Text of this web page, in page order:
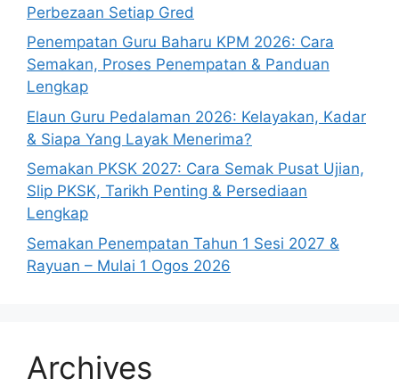
Perbezaan Setiap Gred
Penempatan Guru Baharu KPM 2026: Cara
Semakan, Proses Penempatan & Panduan
Lengkap
Elaun Guru Pedalaman 2026: Kelayakan, Kadar
& Siapa Yang Layak Menerima?
Semakan PKSK 2027: Cara Semak Pusat Ujian,
Slip PKSK, Tarikh Penting & Persediaan
Lengkap
Semakan Penempatan Tahun 1 Sesi 2027 &
Rayuan – Mulai 1 Ogos 2026
Archives